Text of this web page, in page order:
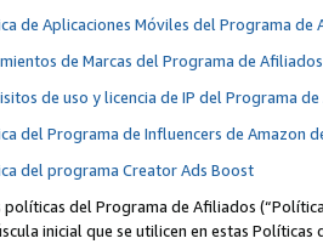
de Aplicaciones Móviles del Programa de
de Marcas del Programa de Afiliados
de uso y licencia de IP del Programa de
del Programa de Influencers de Amazon
del programa Creator Ads Boost
políticas del Programa de Afiliados
inicial que se utilicen en estas